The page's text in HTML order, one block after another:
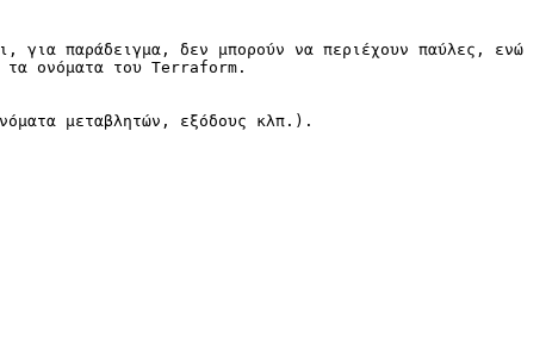
για παράδειγμα, δεν μπορούν να περιέχουν παύλες, ενώ
τα ονόματα του Terraform.
μεταβλητών, εξόδους κλπ.).